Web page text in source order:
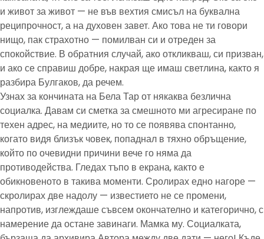
и живот за живот — не във вехтия смисъл на буквална
реципрочност, а на духовен завет. Ако това не ти говори
нищо, пак страхотно — помилван си и отреден за
спокойствие. В обратния случай, ако откликваш, си призван,
и ако се справиш добре, накрая ще имаш светлина, както я
разбира Булгаков, да речем.
Узнах за кончината на Бела Тар от някаква безлична
социалка. Давам си сметка за смешното ми агресиране по
техен адрес, на медиите, но то се появява спонтанно,
когато видя близък човек, попаднал в тяхно обръщение,
който по очевидни причини вече го няма да
противодейства. Гледах тъпо в екрана, както е
обикновеното в такива моменти. Сролирах едно нагоре —
скролирах две надолу — известието не се промени,
напротив, изглеждаше съвсем окончателно и категорично, с
намерение да остане завинаги. Мамка му. Социалката,